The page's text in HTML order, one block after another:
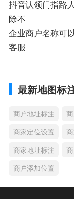
抖音认领门指路
除不
企业商户名称可
客服
最新地图标
商户地址标注
商家定位设置
商家地址标注
商户添加位置